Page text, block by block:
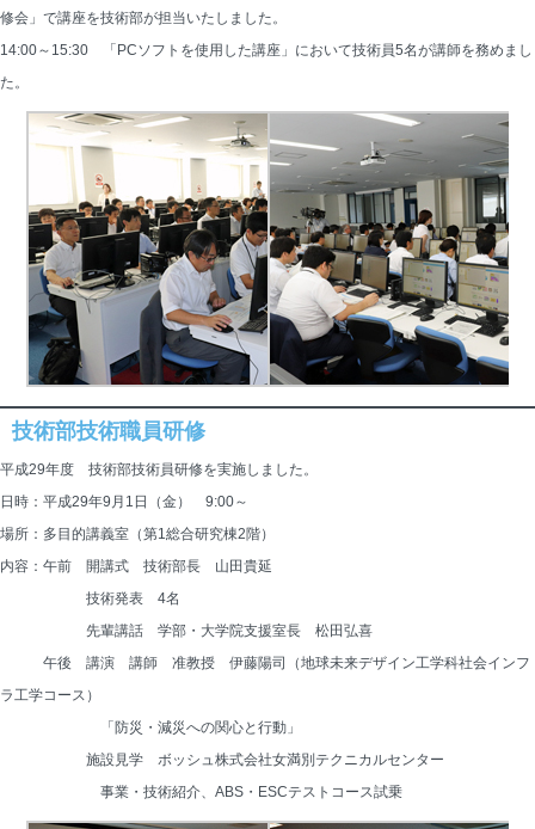
修会」で講座を技術部が担当いたしました。
14:00～15:30 「PCソフトを使用した講座」において技術員5名が講師を務めまし
た。
技術部技術職員研修
平成29年度 技術部技術員研修を実施しました。
日時：平成29年9月1日（金） 9:00～
場所：多目的講義室（第1総合研究棟2階）
内容：午前　開講式　技術部長　山田貴延
技術発表　4名
先輩講話　学部・大学院支援室長　松田弘喜
午後　講演　講師　准教授　伊藤陽司（地球未来デザイン工学科社会インフ
ラ工学コース）
「防災・減災への関心と行動」
施設見学　ボッシュ株式会社女満別テクニカルセンター
事業・技術紹介、ABS・ESCテストコース試乗